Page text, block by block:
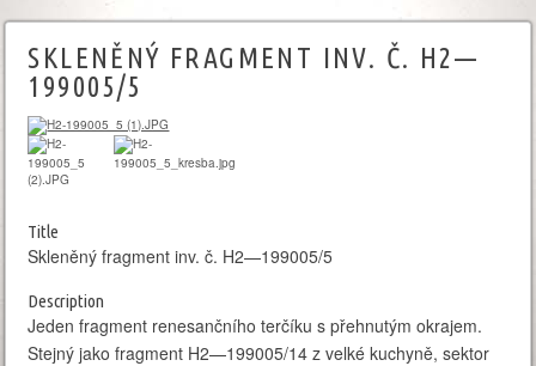
SKLENĚNÝ FRAGMENT INV. Č. H2—
199005/5
Title
Skleněný fragment inv. č. H2—199005/5
Description
Jeden fragment renesančního terčíku s přehnutým okrajem.
Stejný jako fragment H2—199005/14 z velké kuchyně, sektor